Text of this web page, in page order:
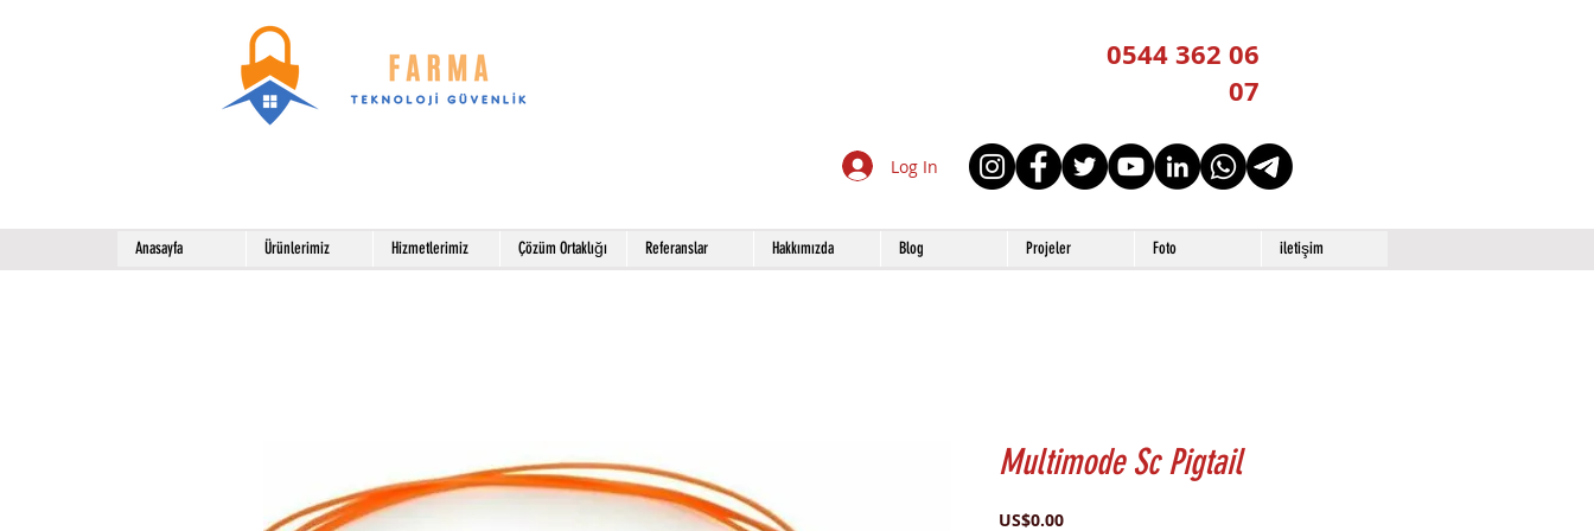
0544 362 06
07
Log In
Anasayfa Ürünlerimiz Hizmetlerimiz Çözüm Ortaklığı Referanslar Hakkımızda Blog Projeler Foto iletişim
Multimode Sc Pigtail
US$0.00Price